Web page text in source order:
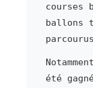
courses
ballons
été